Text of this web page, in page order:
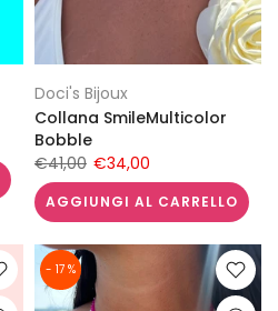
Doci's Bijoux
Collana SmileMulticolor
Bobble
€41,00 €34,00
AGGIUNGI AL CARRELLO
- 17 %